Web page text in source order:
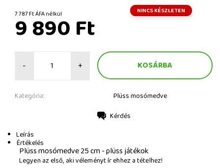
7 787 Ft ÁFA nélkül NINCS KÉSZLETEN
9 890 Ft
- +
Kategória: Plüss mosómedve
Kérdés
Leírás
Értékelés
Plüss mosómedve 25 cm - plüss játékok
Legyen az első, aki véleményt ír ehhez a tételhez!